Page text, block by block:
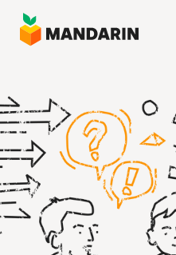
Direkt
zum